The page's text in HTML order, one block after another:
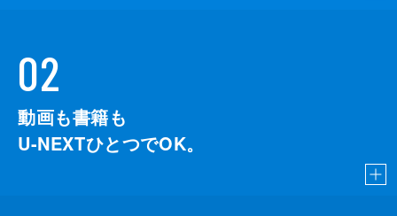
02
動画も書籍も
U-NEXTひとつでOK。